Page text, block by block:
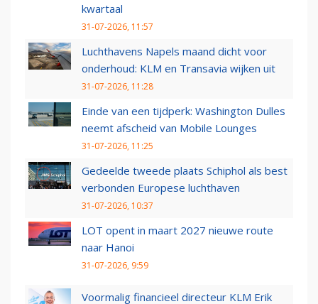
kwartaal
31-07-2026, 11:57
Luchthavens Napels maand dicht voor
onderhoud: KLM en Transavia wijken uit
31-07-2026, 11:28
Einde van een tijdperk: Washington Dulles
neemt afscheid van Mobile Lounges
31-07-2026, 11:25
Gedeelde tweede plaats Schiphol als best
verbonden Europese luchthaven
31-07-2026, 10:37
LOT opent in maart 2027 nieuwe route
naar Hanoi
31-07-2026, 9:59
Voormalig financieel directeur KLM Erik